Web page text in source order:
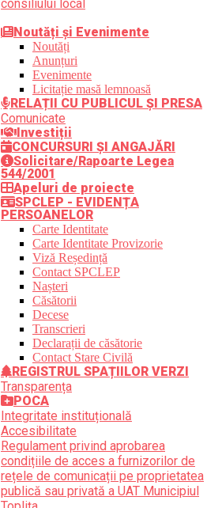
consiliului local
Noutăți și Evenimente
Noutăți
Anunțuri
Evenimente
Licitație masă lemnoasă
RELAȚII CU PUBLICUL ȘI PRESA
Comunicate
Investiții
CONCURSURI ȘI ANGAJĂRI
Solicitare/Rapoarte Legea
544/2001
Apeluri de proiecte
SPCLEP - EVIDENȚA
PERSOANELOR
Carte Identitate
Carte Identitate Provizorie
Viză Reședință
Contact SPCLEP
Nașteri
Căsătorii
Decese
Transcrieri
Declarații de căsătorie
Contact Stare Civilă
REGISTRUL SPAȚIILOR VERZI
Transparența
POCA
Integritate instituțională
Accesibilitate
Regulament privind aprobarea
condițiile de acces a furnizorilor de
rețele de comunicații pe proprietatea
publică sau privată a UAT Municipiul